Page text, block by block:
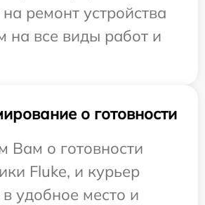
ремонт устройства
на все виды работ и
о готовности
о готовности
Fluke, и курьер
в удобное место и